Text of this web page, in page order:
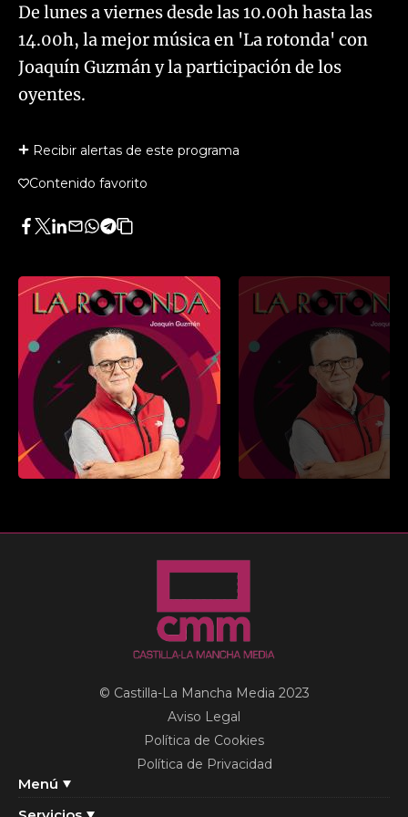
De lunes a viernes desde las 10.00h hasta las
14.00h, la mejor música en 'La rotonda' con
Joaquín Guzmán y la participación de los
oyentes.
Recibir alertas de este programa
Contenido favorito
Facebook
Twitter
LinkedIn
Enviar
Whatsapp
Telegram
Copiar
artículo
Menú
© Castilla-La Mancha Media 2023
Aviso Legal
Política de Cookies
Política de Privacidad